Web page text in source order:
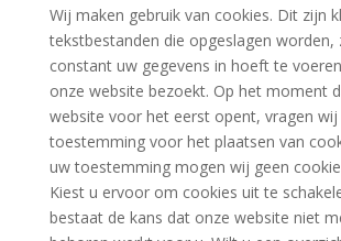
Wij maken gebruik van cookies. Dit zijn
tekstbestanden die opgeslagen worden,
constant uw gegevens in hoeft te
onze website bezoekt. Op het moment
website voor het eerst opent, vragen
toestemming voor het plaatsen van
uw toestemming mogen wij geen
Kiest u ervoor om cookies uit te
bestaat de kans dat onze website niet